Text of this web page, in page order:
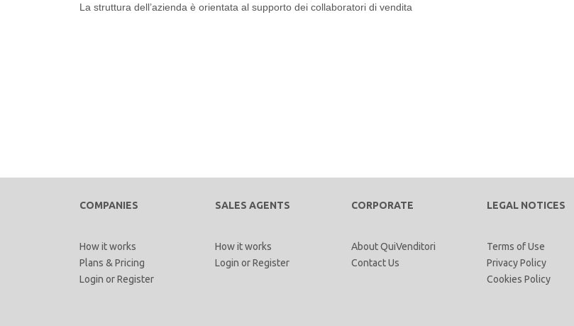
La struttura dell’azienda è orientata al supporto dei collaboratori di vendita
COMPANIES
How it works
Plans & Pricing
Login orRegister
SALES AGENTS
How it works
Login orRegister
CORPORATE
About QuiVenditori
Contact Us
LEGAL NOTICES
Terms of Use
Privacy Policy
Cookies Policy